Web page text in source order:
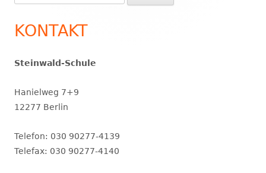
nach:
KONTAKT
Steinwald-Schule
Hanielweg 7+9
12277 Berlin
Telefon: 030 90277-4139
Telefax: 030 90277-4140